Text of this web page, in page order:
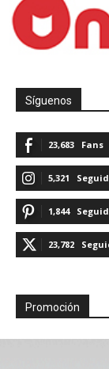
Síguenos
23,683 Fans
5,321
1,844
23,782
Promoción